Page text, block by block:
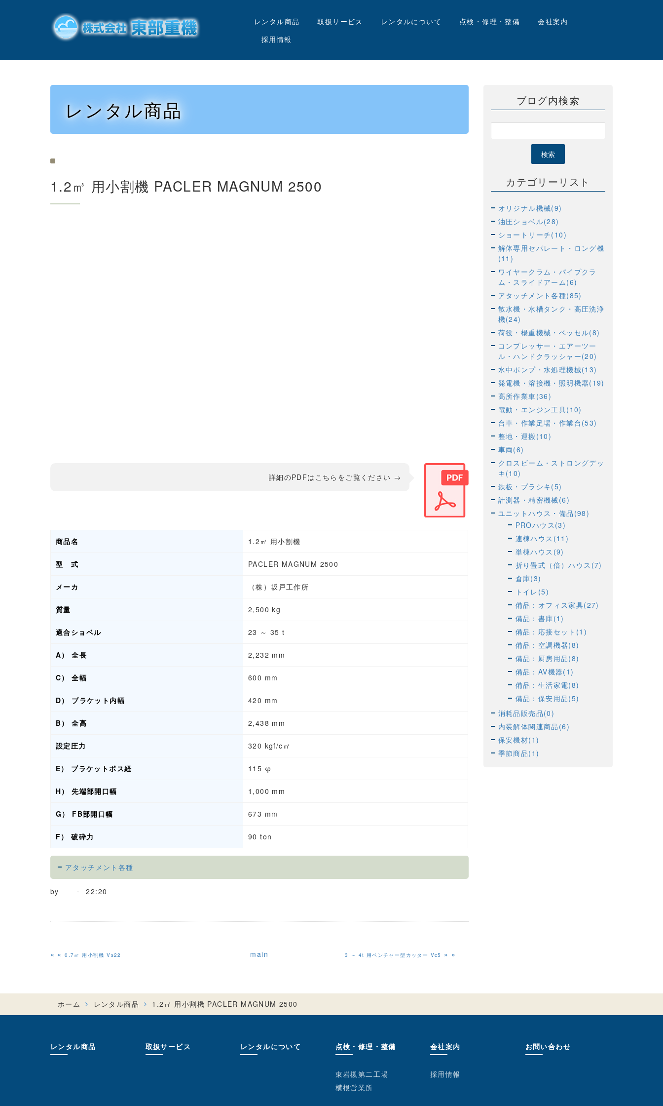
レンタル商品 取扱サービス レンタルについて 点検・修理・整備
会社案内
採用情報
レンタル商品
1.2㎥ 用小割機 PACLER MAGNUM 2500
詳細のPDFはこちらをご覧ください →
商品名 1.2㎥ 用小割機
型 式 PACLER MAGNUM 2500
メーカ （株）坂戸工作所
質量 2,500 kg
適合ショベル 23 ～ 35 t
A） 全長 2,232 mm
C） 全幅 600 mm
D） ブラケット内幅 420 mm
B） 全高 2,438 mm
設定圧力 320 kgf/c㎡
E） ブラケットボス経 115 φ
H） 先端部開口幅 1,000 mm
G） FB部開口幅 673 mm
F） 破砕力 90 ton
アタッチメント各種
by 22:20
«0.7㎥ 用小割機 Vs22 main 3 ～ 4t 用ペンチャー型カッター Vc5 »
ブログ内検索
カテゴリーリスト
オリジナル機械(9)
油圧ショベル(28)
ショートリーチ(10)
解体専用セパレート・ロング機
(11)
ワイヤークラム・パイプクラ
ム・スライドアーム(6)
アタッチメント各種(85)
散水機・水槽タンク・高圧洗浄
機(24)
荷役・楊重機械・ベッセル(8)
コンプレッサー・エアーツー
ル・ハンドクラッシャー(20)
水中ポンプ・水処理機械(13)
発電機・溶接機・照明機器(19)
高所作業車(36)
電動・エンジン工具(10)
台車・作業足場・作業台(53)
整地・運搬(10)
車両(6)
クロスビーム・ストロングデッ
キ(10)
鉄板・プラシキ(5)
計測器・精密機械(6)
ユニットハウス・備品(98)
PROハウス(3)
連棟ハウス(11)
単棟ハウス(9)
折り畳式（倍）ハウス(7)
倉庫(3)
トイレ(5)
備品：オフィス家具(27)
備品：書庫(1)
備品：応接セット(1)
備品：空調機器(8)
備品：厨房用品(8)
備品：AV機器(1)
備品：生活家電(8)
備品：保安用品(5)
消耗品販売品(0)
内装解体関連商品(6)
保安機材(1)
季節商品(1)
ホーム レンタル商品 1.2㎥ 用小割機 PACLER MAGNUM 2500
レンタル商品 取扱サービス レンタルについて 点検・修理・整備
東岩槻第二工場
横根営業所
会社案内
採用情報
お問い合わせ